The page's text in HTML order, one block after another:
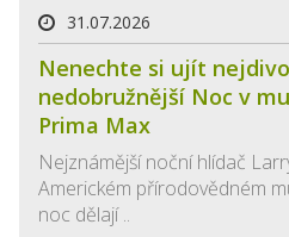
31.07.2026
Nenechte si ujít
nedobružnější Noc v
Prima Max
Nejznámější noční hlídač
Americkém přírodovědném
noc dělají ..